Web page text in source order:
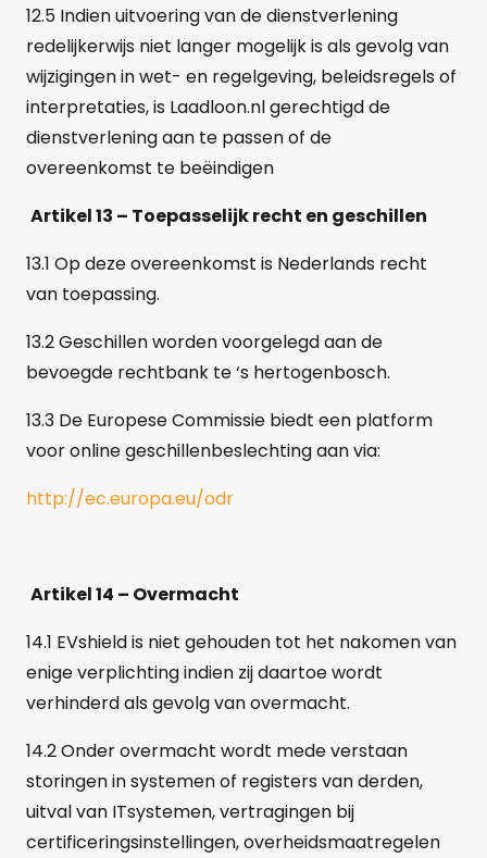
12.5 Indien uitvoering van de dienstverlening
redelijkerwijs niet langer mogelijk is als gevolg van
wijzigingen in wet- en regelgeving, beleidsregels of
interpretaties, is Laadloon.nl gerechtigd de
dienstverlening aan te passen of de
overeenkomst te beëindigen
Artikel 13 – Toepasselijk recht en geschillen
13.1 Op deze overeenkomst is Nederlands recht
van toepassing.
13.2 Geschillen worden voorgelegd aan de
bevoegde rechtbank te ‘s hertogenbosch.
13.3 De Europese Commissie biedt een platform
voor online geschillenbeslechting aan via:
http://ec.europa.eu/odr
Artikel 14 – Overmacht
14.1 EVshield is niet gehouden tot het nakomen van
enige verplichting indien zij daartoe wordt
verhinderd als gevolg van overmacht.
14.2 Onder overmacht wordt mede verstaan
storingen in systemen of registers van derden,
uitval van ITsystemen, vertragingen bij
certificeringsinstellingen, overheidsmaatregelen